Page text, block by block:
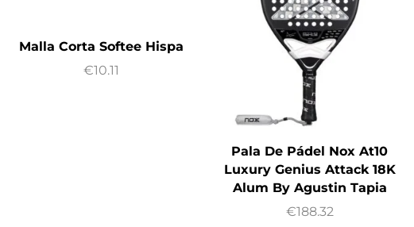
Malla Corta Softee Hispa
€10.11
Pala De Pádel Nox At10
Luxury Genius Attack 18K
Alum By Agustin Tapia
€188.32